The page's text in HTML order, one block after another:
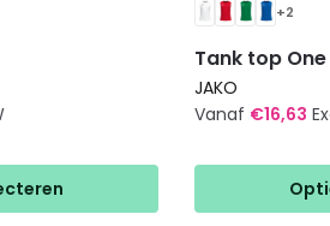
+2
Tank top One
JAKO
Vanaf €16,63
heeft